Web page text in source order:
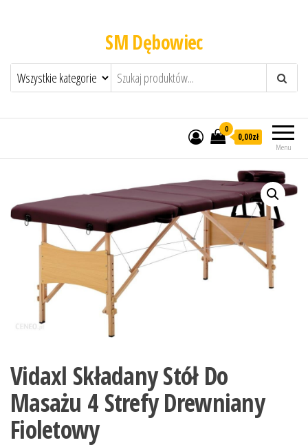
SM Dębowiec
Menu
0
0,00zł
Vidaxl Składany Stół Do
Masażu 4 Strefy Drewniany
Fioletowy